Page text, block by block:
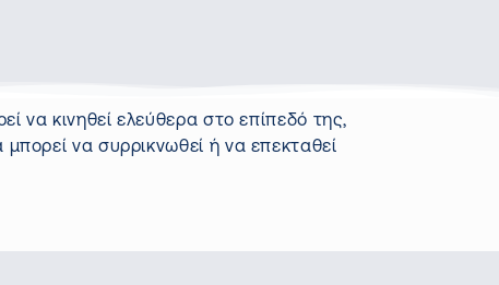
να κινηθεί ελεύθερα στο επίπεδό της,
να συρρικνωθεί ή να επεκταθεί